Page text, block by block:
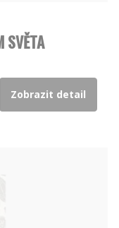
SVĚTA
Zobrazit detail